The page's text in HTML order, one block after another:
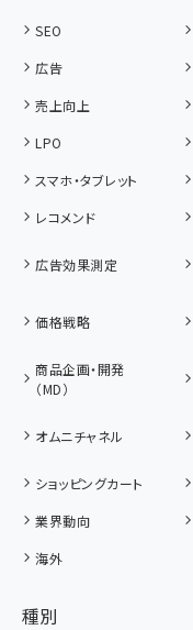
SEO
広告
売上向上
LPO
スマホ・タブレット
レコメンド
広告効果測定
価格戦略
商品企画・開発
（MD）
オムニチャネル
ショッピングカート
業界動向
海外
種別